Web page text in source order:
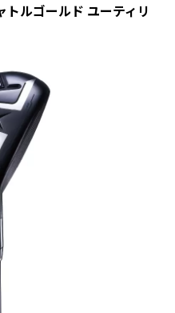
ルゴールド ユーティリ